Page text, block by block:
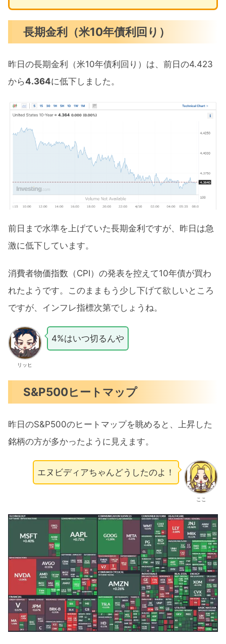
長期金利（米10年債利回り）
昨日の長期金利（米10年債利回り）は、前日の4.423
から4.364に低下しました。
前日まで水準を上げていた長期金利ですが、昨日は急
激に低下しています。
消費者物価指数（CPI）の発表を控えて10年債が買わ
れたようです。このままもう少し下げて欲しいところ
ですが、インフレ指標次第でしょうね。
リッヒ
4%はいつ切るんや
S&P500ヒートマップ
昨日のS&P500のヒートマップを眺めると、上昇した
銘柄の方が多かったように見えます。
ここ
エヌビディアちゃんどうしたのよ！